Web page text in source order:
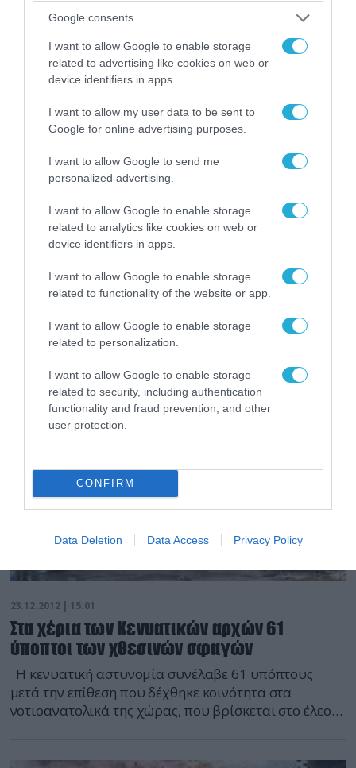
Google consents
I want to allow Google to enable storage
related to advertising like cookies on web or
device identifiers in apps.
I want to allow my user data to be sent to
Google for online advertising purposes.
I want to allow Google to send me
personalized advertising.
I want to allow Google to enable storage
related to analytics like cookies on web or
device identifiers in apps.
I want to allow Google to enable storage
related to functionality of the website or app.
I want to allow Google to enable storage
related to personalization.
I want to allow Google to enable storage
related to security, including authentication
functionality and fraud prevention, and other
user protection.
CONFIRM
Data Deletion Data Access Privacy Policy
Καταγγέλλει τη χρήση χημικών όπλων από
23.12.2012 | 15:01
Στα χέρια των Κενυατικών αρχών 61
ύποπτοι των χθεσινών σφαγών
Η κενυατική αστυνομία συνέλαβε 61 υπόπτους
μετά την επίθεση που δέχθηκε κοινότητα στα
νοτιοανατολικά της χώρας, που βρίσκεται στο έλεος